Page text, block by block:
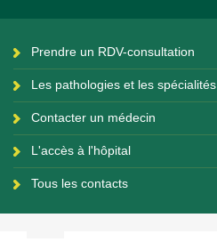
Prendre un RDV-consultation
Les pathologies et les spécialités
Contacter un médecin
L'accès à l'hôpital
Tous les contacts